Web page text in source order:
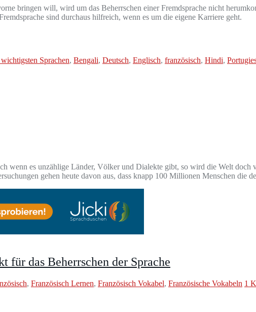
bringen will, wird um das Beherrschen einer Fremdsprache nicht
sind durchaus hilfreich, wenn es um die eigene Karriere geht.
Sprachen, Bengali, Deutsch, Englisch, französisch, Hindi,
wenn es unzählige Länder, Völker und Dialekte gibt, so wird die Welt
gehen heute davon aus, dass knapp 100 Millionen Menschen die
für das Beherrschen der Sprache
, Französisch Lernen, Französisch Vokabel, Französische Vokabeln 1